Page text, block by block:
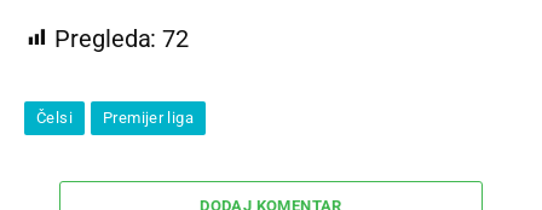
Pregleda: 72
Čelsi Premijer liga
DODAJ KOMENTAR